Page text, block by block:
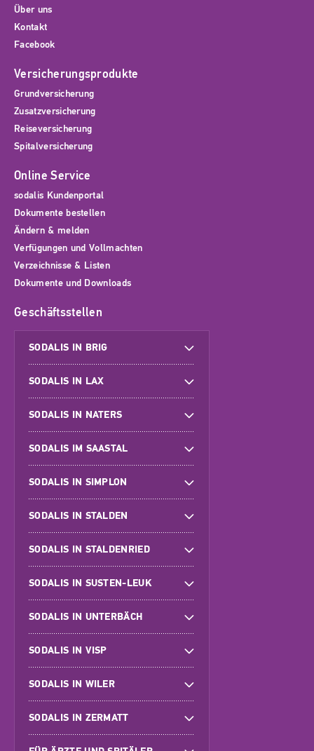
Über uns
Kontakt
Facebook
Versicherungsprodukte
Grundversicherung
Zusatzversicherung
Reiseversicherung
Spitalversicherung
Online Service
sodalis Kundenportal
Dokumente bestellen
Ändern & melden
Verfügungen und Vollmachten
Verzeichnisse & Listen
Dokumente und Downloads
Geschäftsstellen
SODALIS IN BRIG
SODALIS IN LAX
SODALIS IN NATERS
SODALIS IM SAASTAL
SODALIS IN SIMPLON
SODALIS IN STALDEN
SODALIS IN STALDENRIED
SODALIS IN SUSTEN-LEUK
SODALIS IN UNTERBÄCH
SODALIS IN VISP
SODALIS IN WILER
SODALIS IN ZERMATT